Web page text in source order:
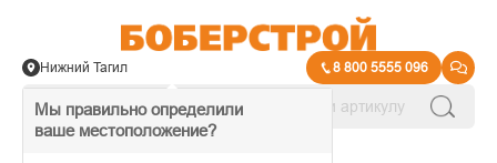
Мы правильно определили
ваше местоположение?
Нижний Тагил 8 800 5555 096